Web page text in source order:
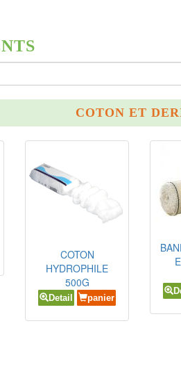
COTON ET
COTON
HYDROPHILE
500G
Detail panier